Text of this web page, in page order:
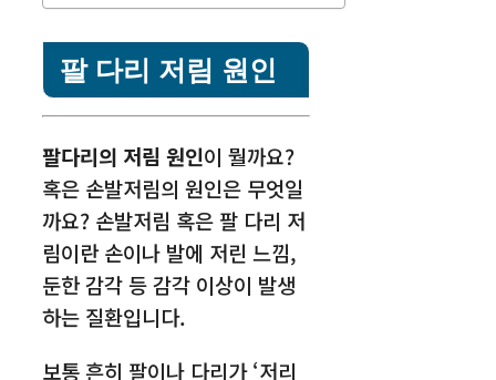
팔 다리 저림 원인
팔다리의 저림 원인이 뭘까요?
혹은 손발저림의 원인은 무엇일
까요? 손발저림 혹은 팔 다리 저
림이란 손이나 발에 저린 느낌,
둔한 감각 등 감각 이상이 발생
하는 질환입니다.
보통 흔히 팔이나 다리가 ‘저리